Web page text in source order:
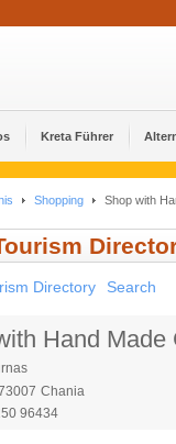
Kreta Führer
Shopping Shop with
Directory Search
Hand Made
Chania
96434